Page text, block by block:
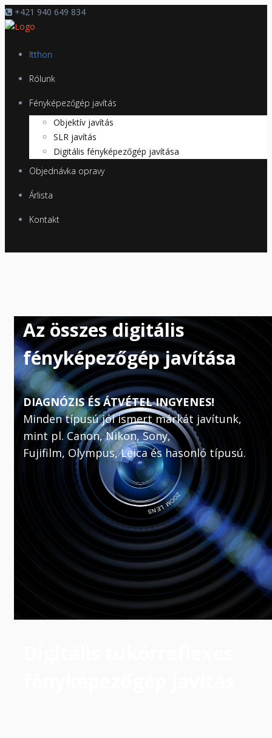
+421 940 649 834
Itthon
Rólunk
Fényképezőgép javítás
Objektív javítás
SLR javítás
Digitális fényképezőgép javítása
Objednávka opravy
Árlista
Kontakt
Az összes digitális
fényképezőgép javítása
DIAGNÓZIS ÉS ÁTVÉTEL INGYENES!
Minden típusú jól ismert márkát javítunk,
mint pl. Canon, Nikon, Sony,
Fujifilm, Olympus, Leica és hasonló típusú.